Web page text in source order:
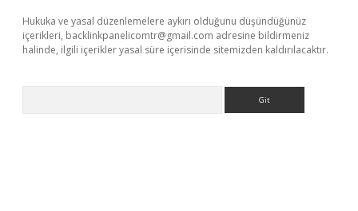
Hukuka ve yasal düzenlemelere aykırı olduğunu düşündüğünüz
içerikleri, backlinkpanelicomtr@gmail.com adresine bildirmeniz
halinde, ilgili içerikler yasal süre içerisinde sitemizden kaldırılacaktır.